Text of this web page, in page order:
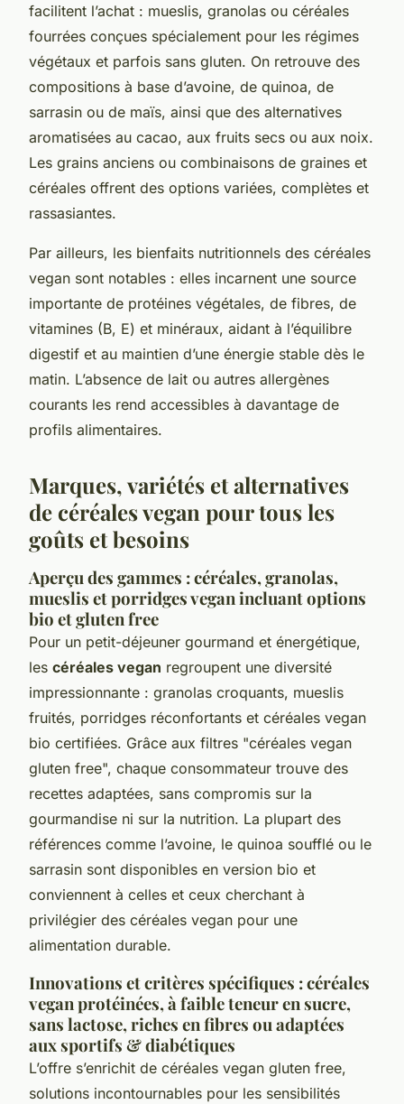
facilitent l’achat : mueslis, granolas ou céréales
fourrées conçues spécialement pour les régimes
végétaux et parfois sans gluten. On retrouve des
compositions à base d’avoine, de quinoa, de
sarrasin ou de maïs, ainsi que des alternatives
aromatisées au cacao, aux fruits secs ou aux noix.
Les grains anciens ou combinaisons de graines et
céréales offrent des options variées, complètes et
rassasiantes.
Par ailleurs, les bienfaits nutritionnels des céréales
vegan sont notables : elles incarnent une source
importante de protéines végétales, de fibres, de
vitamines (B, E) et minéraux, aidant à l’équilibre
digestif et au maintien d’une énergie stable dès le
matin. L’absence de lait ou autres allergènes
courants les rend accessibles à davantage de
profils alimentaires.
Marques, variétés et alternatives
de céréales vegan pour tous les
goûts et besoins
Aperçu des gammes : céréales, granolas,
mueslis et porridges vegan incluant options
bio et gluten free
Pour un petit-déjeuner gourmand et énergétique,
les céréales vegan regroupent une diversité
impressionnante : granolas croquants, mueslis
fruités, porridges réconfortants et céréales vegan
bio certifiées. Grâce aux filtres "céréales vegan
gluten free", chaque consommateur trouve des
recettes adaptées, sans compromis sur la
gourmandise ni sur la nutrition. La plupart des
références comme l’avoine, le quinoa soufflé ou le
sarrasin sont disponibles en version bio et
conviennent à celles et ceux cherchant à
privilégier des céréales vegan pour une
alimentation durable.
Innovations et critères spécifiques : céréales
vegan protéinées, à faible teneur en sucre,
sans lactose, riches en fibres ou adaptées
aux sportifs & diabétiques
L’offre s’enrichit de céréales vegan gluten free,
solutions incontournables pour les sensibilités